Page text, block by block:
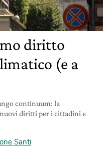
diritto
(e a
continuum: la
nuovi diritti per i cittadini e
Santi